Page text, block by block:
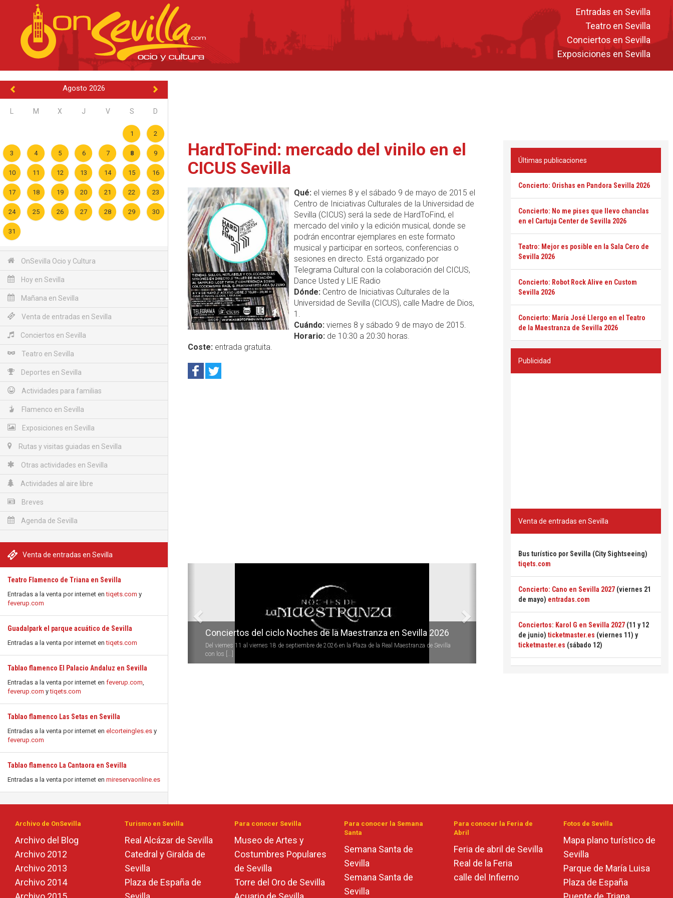
Entradas en Sevilla
Teatro en Sevilla
Conciertos en Sevilla
Exposiciones en Sevilla
Agosto 2026
M X J V S D
1 2
3 4 5 6 7 8 9
10 11 12 13 14 15 16
17 18 19 20 21 22 23
24 25 26 27 28 29 30
31
OnSevilla Ocio y Cultura
Hoy en Sevilla
Mañana en Sevilla
Venta de entradas en Sevilla
Conciertos en Sevilla
Teatro en Sevilla
Deportes en Sevilla
Actividades para familias
Flamenco en Sevilla
Exposiciones en Sevilla
Rutas y visitas guiadas en Sevilla
Otras actividades en Sevilla
Actividades al aire libre
Breves
Agenda de Sevilla
Venta de entradas en Sevilla
Teatro Flamenco de Triana en Sevilla
Entradas a la venta por internet entiqets.com y
feverup.com
Guadalpark el parque acuático de Sevilla
Entradas a la venta por internet entiqets.com
Tablao flamenco El Palacio Andaluz en Sevilla
Entradas a la venta por internet en feverup.com,
feverup.com ytiqets.com
Tablao flamenco Las Setas en Sevilla
Entradas a la venta por internet en elcorteingles.es y
feverup.com
Tablao flamenco La Cantaora en Sevilla
Entradas a la venta por internet en mireservaonline.es
HardToFind: mercado del vinilo en el
CICUS Sevilla
Qué:el viernes 8 y el sábado 9 de mayo de 2015 el
Centro de Iniciativas Culturales de la Universidad de
Sevilla (CICUS) será la sede de HardToFind, el
mercado del vinilo y la edición musical, donde se
podrán encontrar ejemplares en este formato
musical y participar en sorteos, conferencias o
sesiones en directo. Está organizado por
Telegrama Cultural con la colaboración del CICUS,
Dance Usted y LIE Radio
Dónde:Centro de Iniciativas Culturales de la
Universidad de Sevilla (CICUS), calle Madre de Dios,
1.
Cuándo:viernes 8 y sábado 9 de mayo de 2015.
Horario:de 10:30 a 20:30 horas.
Coste: entrada gratuita.
Conciertos del ciclo Noches de la Maestranza en Sevilla 2026
Del viernes 11 al viernes 18 de septiembre de 2026 en la Plaza de la Real Maestranza de Sevilla
con los [...]
Últimas publicaciones
Concierto: Orishas en Pandora Sevilla 2026
Concierto: No me pises que llevo chanclas
en el Cartuja Center de Sevilla 2026
Teatro: Mejor es posible en la Sala Cero de
Sevilla 2026
Concierto: Robot Rock Alive en Custom
Sevilla 2026
Concierto: María José Llergo en el Teatro
de la Maestranza de Sevilla 2026
Publicidad
Venta de entradas en Sevilla
Bus turístico por Sevilla (City Sightseeing)
tiqets.com
Concierto: Cano en Sevilla 2027 (viernes 21
de mayo) entradas.com
Conciertos: Karol G en Sevilla 2027 (11 y 12
de junio) ticketmaster.es (viernes 11) y
ticketmaster.es (sábado 12)
Archivo de OnSevilla
Archivo del Blog
Archivo 2012
Archivo 2013
Archivo 2014
Turismo en Sevilla
Real Alcázar de Sevilla
Catedral y Giralda de
Sevilla
Plaza de España de
Para conocer Sevilla
Museo de Artes y
Costumbres Populares
de Sevilla
Torre del Oro de Sevilla
Para conocer la Semana
Santa
Semana Santa de
Sevilla
Semana Santa de
Sevilla
Para conocer la Feria de
Abril
Feria de abril de Sevilla
Real de la Feria
calle del Infierno
Fotos de Sevilla
Mapa plano turístico de
Sevilla
Parque de María Luisa
Plaza de España